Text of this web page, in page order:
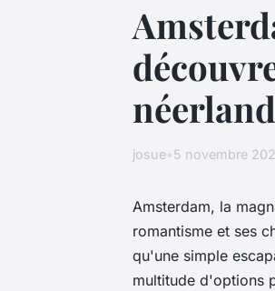
josue•5 novembre
Amsterdam, la
romantisme et ses
qu'une simple
multitude d'options